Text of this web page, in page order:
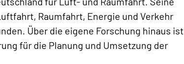
Raumfahrt, Energie und Verkehr
Über die eigene Forschung hinaus ist
für die Planung und Umsetzung der